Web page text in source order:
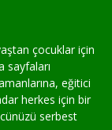
çocuklar için
sayfaları
eğitici
herkes için bir
serbest